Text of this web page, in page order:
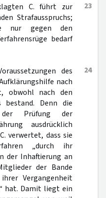
23
C. führt zur
Strafausspruchs;
nur gegen den
bedarf
24
des
nach
obwohl nach den
bestand. Denn die
Prüfung der
ausdrücklich
verwertet, dass sie
„durch ihr
der Inhaftierung an
der Bande
Vergangenheit
hat. Damit liegt ein